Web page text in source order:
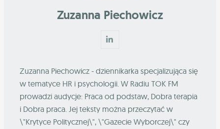
Zuzanna Piechowicz
Zuzanna Piechowicz - dziennikarka specjalizująca się
w tematyce HR i psychologii. W Radiu TOK FM
prowadzi audycje: Praca od podstaw, Dobra terapia
i Dobra praca. Jej teksty można przeczytać w
\"Krytyce Politycznej\", \"Gazecie Wyborczej\" czy